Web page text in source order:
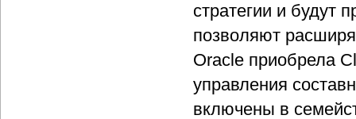
стратегии и будут
позволяют
Oracle приобрела
управления
включены в